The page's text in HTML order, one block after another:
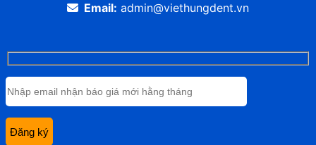
Email: admin@viethungdent.vn